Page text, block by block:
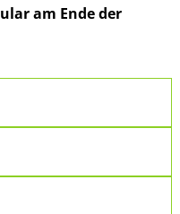
am Ende der